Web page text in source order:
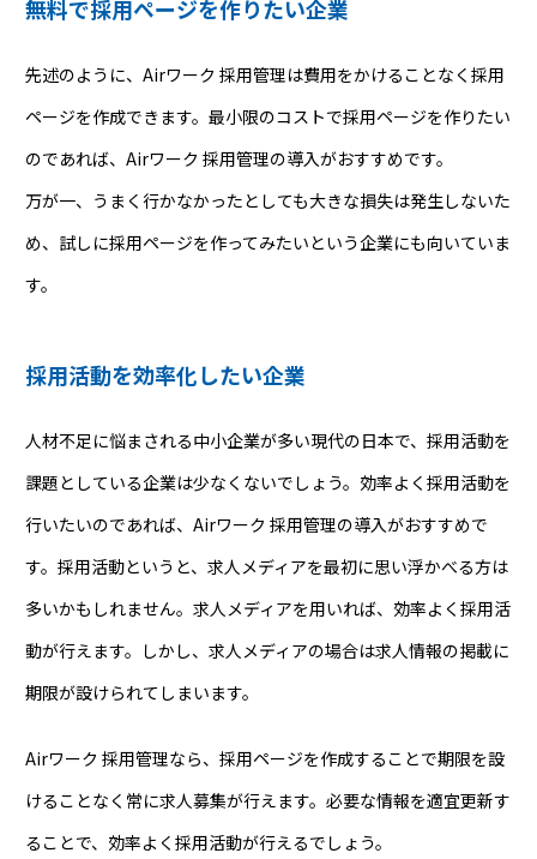
無料で採用ページを作りたい企業
先述のように、Airワーク 採用管理は費用をかけることなく採用
ページを作成できます。最小限のコストで採用ページを作りたい
のであれば、Airワーク 採用管理の導入がおすすめです。
万が一、うまく行かなかったとしても大きな損失は発生しないた
め、試しに採用ページを作ってみたいという企業にも向いていま
す。
採用活動を効率化したい企業
人材不足に悩まされる中小企業が多い現代の日本で、採用活動を
課題としている企業は少なくないでしょう。効率よく採用活動を
行いたいのであれば、Airワーク 採用管理の導入がおすすめで
す。採用活動というと、求人メディアを最初に思い浮かべる方は
多いかもしれません。求人メディアを用いれば、効率よく採用活
動が行えます。しかし、求人メディアの場合は求人情報の掲載に
期限が設けられてしまいます。
Airワーク 採用管理なら、採用ページを作成することで期限を設
けることなく常に求人募集が行えます。必要な情報を適宜更新す
ることで、効率よく採用活動が行えるでしょう。